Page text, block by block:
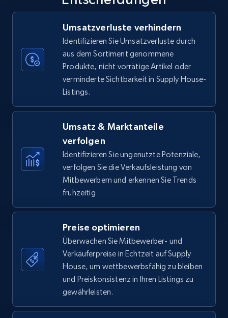
35.3K+ Jetzt anfangen
Amazon Reviews
URL, Product name, Product rating, Product
rating object, Product rating max, Rating,
Author name, Asin, and more.
871+
Walmart - products
Specifications, Image urls, Top reviews, and
876+ Jetzt anfangen
Umsatzverluste verhindern
Identifizieren Sie Umsatzverluste durch
aus dem Sortiment genommene
Produkte, nicht vorrätige Artikel oder
verminderte Sichtbarkeit in Supply House-
Listings.
Umsatz & Marktanteile
verfolgen
Identifizieren Sie ungenutzte Potenziale,
verfolgen Sie die Verkaufsleistung von
Mitbewerbern und erkennen Sie Trends
frühzeitig
Preise optimieren
Überwachen Sie Mitbewerber- und
Verkäuferpreise in Echtzeit auf Supply
House, um wettbewerbsfähig zu bleiben
und Preiskonsistenz in Ihren Listings zu
gewährleisten.